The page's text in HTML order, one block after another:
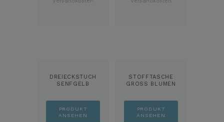
DREIECKSTUCH
SENFGELB
PRODUKT
ANSEHEN
STOFFTASCHE
GROSS BLUMEN M
PRODUKT
ANSEHEN